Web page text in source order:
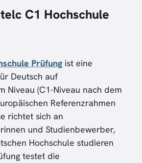
C1 Hochschule
Prüfung ist eine
Deutsch auf
Niveau (C1-Niveau nach dem
Referenzrahmen
richtet sich an
und Studienbewerber,
Hochschule studieren
testet die